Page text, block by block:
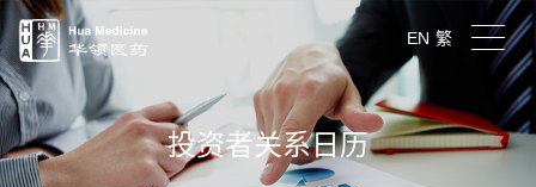
EN 繁
投资者关系日历